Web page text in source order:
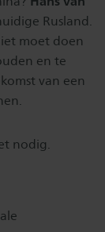
Rusland.
moet doen
en te
van een
nodig.